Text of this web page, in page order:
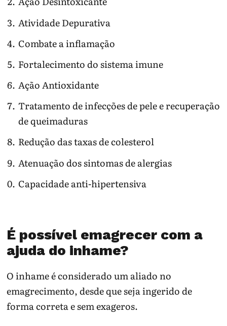
Atividade Depurativa
Combate a inflamação
Fortalecimento do sistema imune
Ação Antioxidante
Tratamento de infecções de pele e recuperação
de queimaduras
Redução das taxas de colesterol
Atenuação dos sintomas de alergias
Capacidade anti-hipertensiva
É possível emagrecer com a
ajuda do inhame?
O inhame é considerado um aliado no
emagrecimento, desde que seja ingerido de
forma correta e sem exageros.